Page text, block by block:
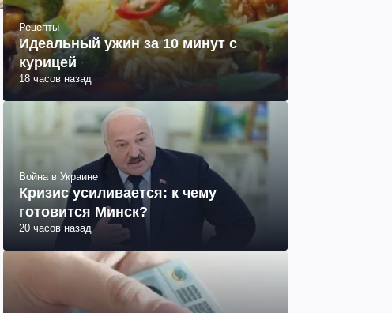
Рецепты
Идеальный ужин за 10 минут с
курицей
18 часов назад
Война в Украине
Кризис усиливается: к чему
готовится Минск?
20 часов назад